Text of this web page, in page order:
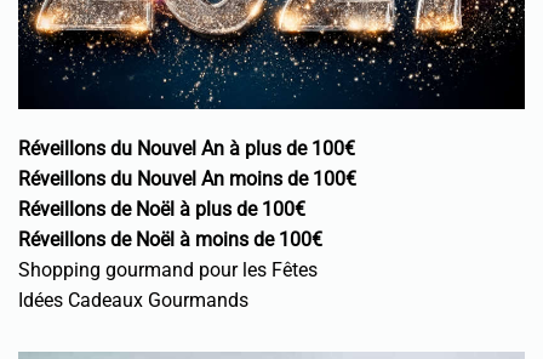
Réveillons du Nouvel An à plus de 100€
Réveillons du Nouvel An moins de 100€
Réveillons de Noël à plus de 100€
Réveillons de Noël à moins de 100€
Shopping gourmand pour les Fêtes
Idées Cadeaux Gourmands